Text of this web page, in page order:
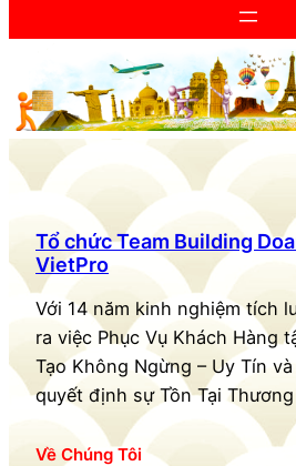
Tổ chức Team Building
VietPro
Với 14 năm kinh nghiệm tích
ra việc Phục Vụ Khách Hàng
Tạo Không Ngừng – Uy Tín
quyết định sự Tồn Tại Thương
Về Chúng Tôi